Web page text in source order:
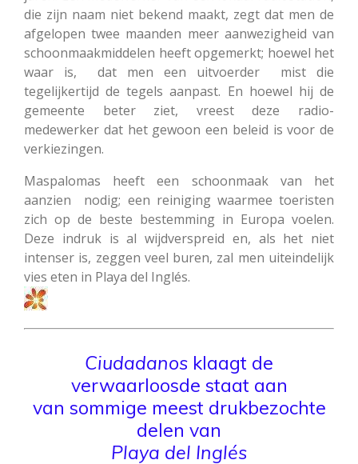
die zijn naam niet bekend maakt, zegt dat men de
afgelopen twee maanden meer aanwezigheid van
schoonmaakmiddelen heeft opgemerkt; hoewel het
waar is, dat men een uitvoerder mist die
tegelijkertijd de tegels aanpast. En hoewel hij de
gemeente beter ziet, vreest deze radio-
medewerker dat het gewoon een beleid is voor de
verkiezingen.
Maspalomas heeft een schoonmaak van het
aanzien nodig; een reiniging waarmee toeristen
zich op de beste bestemming in Europa voelen.
Deze indruk is al wijdverspreid en, als het niet
intenser is, zeggen veel buren, zal men uiteindelijk
vies eten in Playa del Inglés.
Ciudadanos klaagt de
verwaarloosde staat aan
van sommige meest drukbezochte
delen van
Playa del Inglés